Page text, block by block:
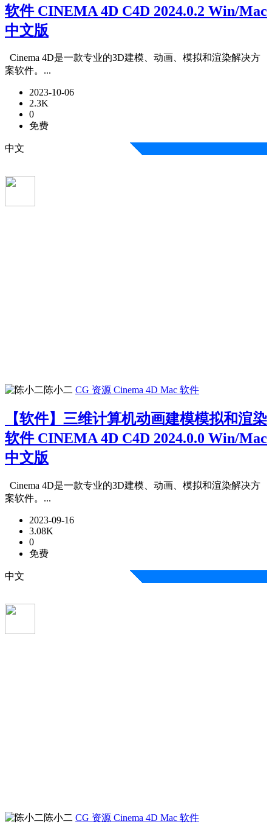
软件 CINEMA 4D C4D 2024.0.2 Win/Mac
中文版
Cinema 4D是一款专业的3D建模、动画、模拟和渲染解决方
案软件。...
2023-10-06
2.3K
0
免费
中文
陈小二 CG 资源 Cinema 4D Mac 软件
【软件】三维计算机动画建模模拟和渲染
软件 CINEMA 4D C4D 2024.0.0 Win/Mac
中文版
Cinema 4D是一款专业的3D建模、动画、模拟和渲染解决方
案软件。...
2023-09-16
3.08K
0
免费
中文
陈小二 CG 资源 Cinema 4D Mac 软件